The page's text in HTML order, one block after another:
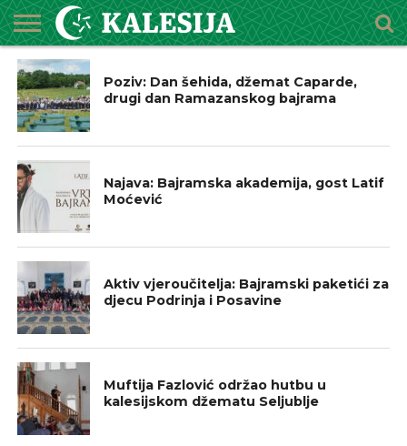
POČETNA
O
MEDŽLISU
DŽEMATI
IMAMI
MEKTEBSKI
CENTAR
VIJESTI
HUTBE
NAJAVE
KALENDAR
KONTAKT
Poziv: Dan šehida, džemat Caparde,
drugi dan Ramazanskog bajrama
Najava: Bajramska akademija, gost Latif
Moćević
Aktiv vjeroučitelja: Bajramski paketići za
djecu Podrinja i Posavine
Muftija Fazlović održao hutbu u
kalesijskom džematu Seljublje